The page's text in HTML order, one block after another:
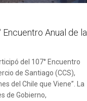
Anual de la
del 107° Encuentro
de Santiago (CCS),
del Chile que Viene”. La
de Gobierno,